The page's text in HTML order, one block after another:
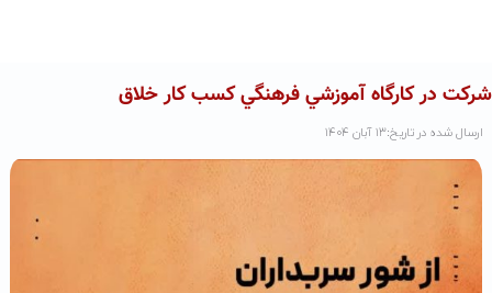
شرکت در کارگاه آموزشي فرهنگي کسب کار خلاق
ارسال شده در تاریخ:۱۳ آبان ۱۴۰۴